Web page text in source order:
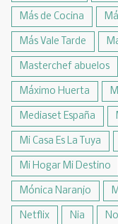
Más de Cocina
Más Vale Tarde
Masterchef abuelos
Máximo Huerta
Mediaset España
Mi Casa Es La Tuya
Mi Hogar Mi Destino
Mónica Naranjo
Netflix Nia